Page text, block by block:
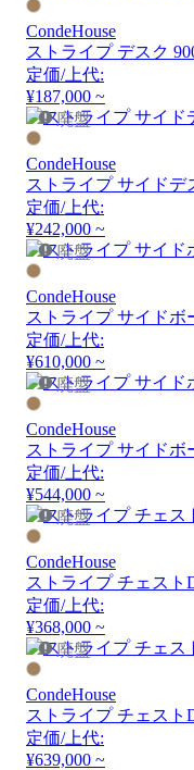
CondeHouse
ストライプ デスク
定価/上代:
¥187,000 ~
廃盤
CondeHouse
ストライプ サイドデ
定価/上代:
¥242,000 ~
廃盤
CondeHouse
ストライプ サイドボ
定価/上代:
¥610,000 ~
廃盤
CondeHouse
ストライプ サイドボ
定価/上代:
¥544,000 ~
廃盤
CondeHouse
ストライプ チェスト
定価/上代:
¥368,000 ~
廃盤
CondeHouse
ストライプ チェスト
定価/上代:
¥639,000 ~